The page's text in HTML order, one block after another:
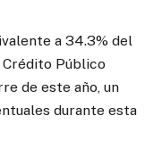
a 34.3% del
Crédito Público
de este año, un
durante esta